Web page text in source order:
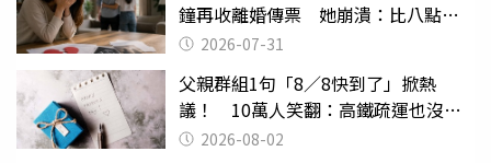
鐘再收離婚傳票 她崩潰：比八點檔
還扯2026-07-31
父親群組1句「8／8快到了」掀熱
議！ 10萬人笑翻：高鐵疏運也沒列
父親節
2026-08-02